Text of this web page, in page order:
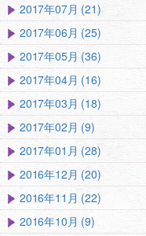
2017年07月 (21)
2017年06月 (25)
2017年05月 (36)
2017年04月 (16)
2017年03月 (18)
2017年02月 (9)
2017年01月 (28)
2016年12月 (20)
2016年11月 (22)
2016年10月 (9)